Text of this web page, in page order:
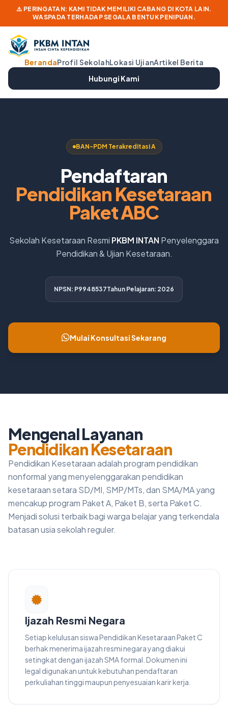
⚠️ PERINGATAN: KAMI TIDAK MEMILIKI CABANG DI KOTA LAIN.
WASPADA TERHADAP SEGALA BENTUK PENIPUAN.
BerandaProfil SekolahLokasi UjianArtikel Berita
Hubungi Kami
BAN-PDM Terakreditasi A
Pendaftaran
Pendidikan Kesetaraan
Paket ABC
Sekolah Kesetaraan Resmi PKBM INTAN Penyelenggara
Pendidikan & Ujian Kesetaraan.
NPSN: P9948537Tahun Pelajaran: 2026
Mulai Konsultasi Sekarang
Mengenal Layanan
Pendidikan Kesetaraan
Pendidikan Kesetaraan adalah program pendidikan
nonformal yang menyelenggarakan pendidikan
kesetaraan setara SD/MI, SMP/MTs, dan SMA/MA yang
mencakup program Paket A, Paket B, serta Paket C.
Menjadi solusi terbaik bagi warga belajar yang terkendala
batasan usia sekolah reguler.
Ijazah Resmi Negara
Setiap kelulusan siswa Pendidikan Kesetaraan Paket C
berhak menerima ijazah resmi negara yang diakui
setingkat dengan ijazah SMA formal. Dokumen ini
legal digunakan untuk kebutuhan pendaftaran
perkuliahan tinggi maupun penyesuaian karir kerja.